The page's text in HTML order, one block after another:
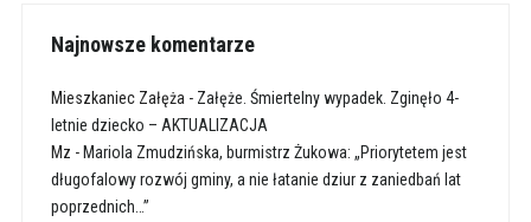
Najnowsze komentarze
Mieszkaniec Załęża - Załęże. Śmiertelny wypadek. Zginęło 4-
letnie dziecko – AKTUALIZACJA
Mz - Mariola Zmudzińska, burmistrz Żukowa: „Priorytetem jest
długofalowy rozwój gminy, a nie łatanie dziur z zaniedbań lat
poprzednich…”